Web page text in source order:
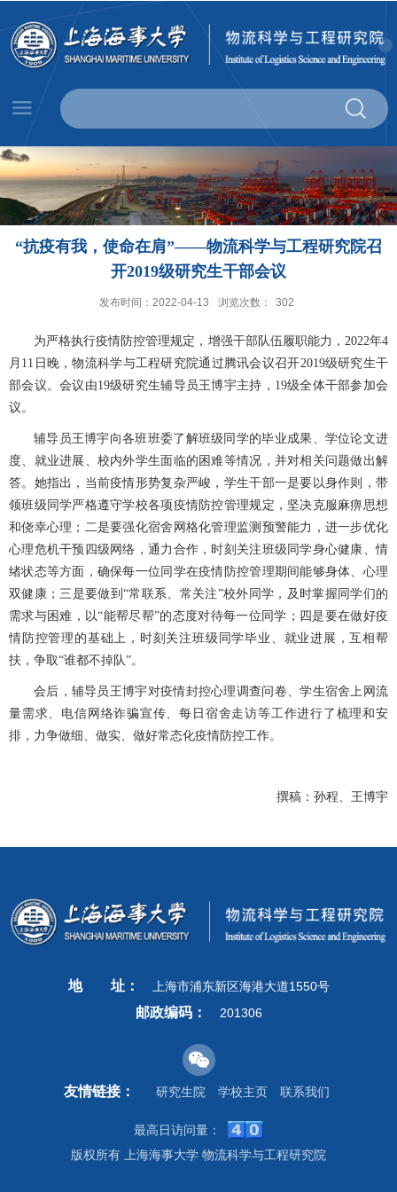
“抗疫有我，使命在肩”——物流科学与工程研究院召
开2019级研究生干部会议
发布时间：2022-04-13 浏览次数： 302
为严格执行疫情防控管理规定，增强干部队伍履职能力， 2022年4
月 11 日晚，物流科学与工程研究院通过腾讯会议召开2019级研究生干
部会议。会议由19级研究生辅导员王博宇主持， 19级全体干部参加会
议。
辅导员王博宇向各班班委了解班级同学的毕业成果、学位论文进
度、就业进展、校内外学生面临的困难等情况，并对相关问题做出解
答。她指出，当前疫情形势复杂严峻，学生干部一是要以身作则，带
领班级同学严格遵守学校各项疫情防控管理规定，坚决克服麻痹思想
和侥幸心理；二是要强化宿舍网格化管理监测预警能力，进一步优化
心理危机干预四级网络，通力合作，时刻关注班级同学身心健康、情
绪状态等方面，确保每一位同学在疫情防控管理期间能够身体、心理
双健康；三是要做到“常联系、常关注”校外同学，及时掌握同学们的
需求与困难，以“能帮尽帮”的态度对待每一位同学；四是要在做好疫
情防控管理的基础上，时刻关注班级同学毕业、就业进展，互相帮
扶，争取“谁都不掉队”。
会后，辅导员王博宇对疫情封控心理调查问卷、学生宿舍上网流
量需求、电信网络诈骗宣传、每日宿舍走访等工作进行了梳理和安
排，力争做细、做实、做好常态化疫情防控工作。
撰稿：孙程、王博宇
地 址： 上海市浦东新区海港大道1550号
邮政编码： 201306
友情链接： 研究生院 学校主页 联系我们
最高日访问量：
版权所有 上海海事大学 物流科学与工程研究院